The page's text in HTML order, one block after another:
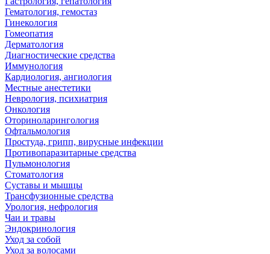
Гематология, гемостаз
Гинекология
Гомеопатия
Дерматология
Диагностические средства
Иммунология
Кардиология, ангиология
Местные анестетики
Неврология, психиатрия
Онкология
Оториноларингология
Офтальмология
Простуда, грипп, вирусные инфекции
Противопаразитарные средства
Пульмонология
Стоматология
Суставы и мышцы
Трансфузионные средства
Урология, нефрология
Чаи и травы
Эндокринология
Уход за собой
Уход за волосами